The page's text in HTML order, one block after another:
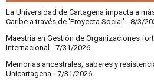
La Universidad de Cartagena impacta a
Caribe a través de 'Proyecta Social' - 8/3/
Maestría en Gestión de Organizaciones
internacional - 7/31/2026
Memorias ancestrales, saberes y
Unicartagena - 7/31/2026